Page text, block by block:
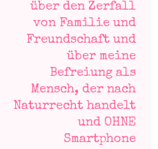
über den Zerfall
von Familie und
Freundschaft und
über meine
Befreiung als
Mensch, der nach
Naturrecht handelt
und OHNE
Smartphone